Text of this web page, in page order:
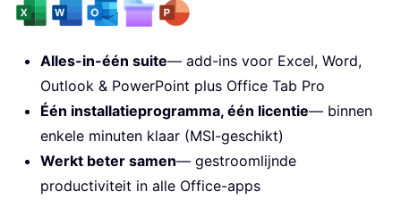
Alles-in-één suite— add-ins voor Excel, Word,
Outlook & PowerPoint plus Office Tab Pro
Één installatieprogramma, één licentie— binnen
enkele minuten klaar (MSI-geschikt)
Werkt beter samen— gestroomlijnde
productiviteit in alle Office-apps